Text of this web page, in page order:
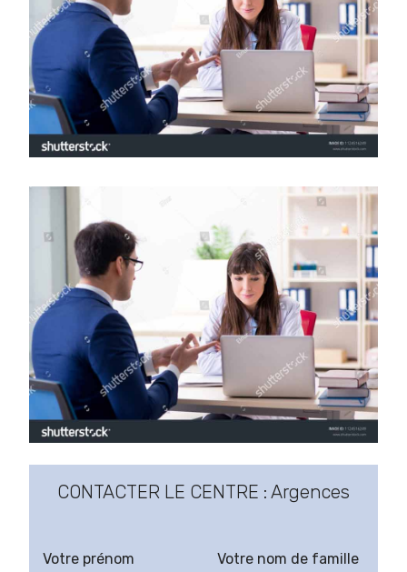
CONTACTER LE CENTRE : Argences
Votre prénom Votre nom de famille